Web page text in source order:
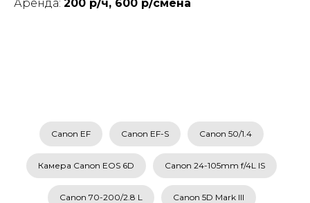
Аренда: 200 р/ч, 600 р/смена
Canon EF Canon EF-S Canon 50/1.4
Камера Canon EOS 6D Canon 24-105mm f/4L IS
Canon 70-200/2.8 L Canon 5D Mark III